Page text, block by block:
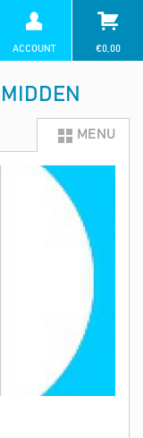
ACCOUNT €0,00
MENU